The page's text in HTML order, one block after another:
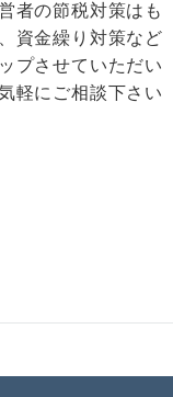
者の節税対策はも
資金繰り対策など
プさせていただい
軽にご相談下さい